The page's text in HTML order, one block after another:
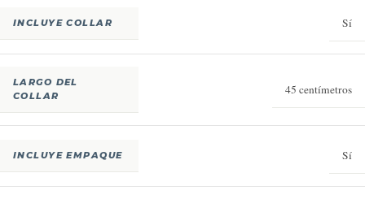
INCLUYE COLLAR Sí
LARGO DEL
COLLAR
45 centímetros
INCLUYE EMPAQUE Sí